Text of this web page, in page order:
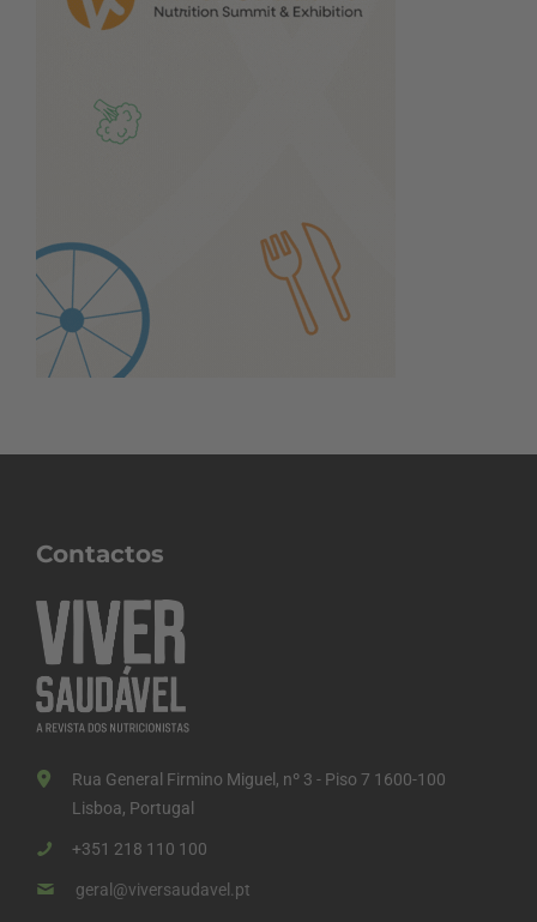
Contactos
Rua General Firmino Miguel, nº 3 - Piso 7 1600-100
Lisboa, Portugal
+351 218 110 100
geral@viversaudavel.pt